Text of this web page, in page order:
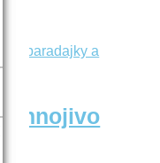
hnojivo